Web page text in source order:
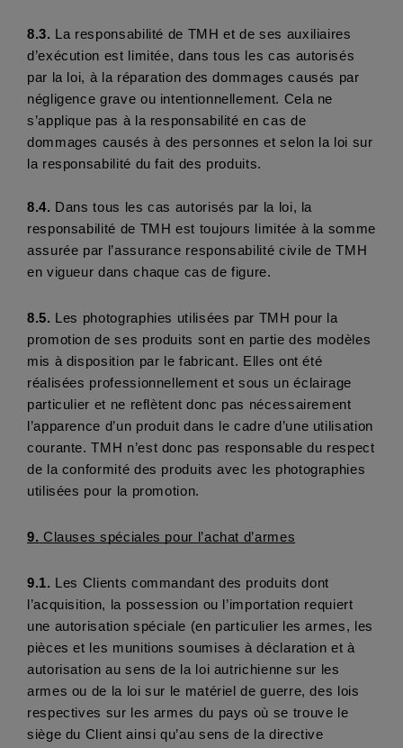
8.3.
La responsabilité de TMH et de ses auxiliaires
d’exécution est limitée, dans tous les cas autorisés
par la loi, à la réparation des dommages causés par
négligence grave ou intentionnellement. Cela ne
s’applique pas à la responsabilité en cas de
dommages causés à des personnes et selon la loi sur
la responsabilité du fait des produits.
8.4. Dans tous les cas autorisés par la loi, la
responsabilité de TMH est toujours limitée à la somme
assurée par l’assurance responsabilité civile de TMH
en vigueur dans chaque cas de figure.
8.5.
Les photographies utilisées par TMH pour la
promotion de ses produits sont en partie des modèles
mis à disposition par le fabricant. Elles ont été
réalisées professionnellement et sous un éclairage
particulier et ne reflètent donc pas nécessairement
l’apparence d’un produit dans le cadre d’une utilisation
courante. TMH n’est donc pas responsable du respect
de la conformité des produits avec les photographies
utilisées pour la promotion.
9. Clauses spéciales pour l’achat d’armes
9.1. Les Clients commandant des produits dont
l’acquisition, la possession ou l’importation requiert
une autorisation spéciale (en particulier les armes, les
pièces et les munitions soumises à déclaration et à
autorisation au sens de la loi autrichienne sur les
armes ou de la loi sur le matériel de guerre, des lois
respectives sur les armes du pays où se trouve le
siège du Client ainsi qu’au sens de la directive